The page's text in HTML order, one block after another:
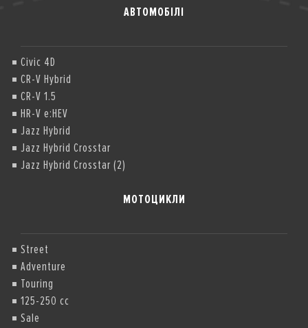
АВТОМОБІЛІ
Civic 4D
CR-V Hybrid
CR-V 1.5
HR-V e:HEV
Jazz Hybrid
Jazz Hybrid Crosstar
Jazz Hybrid Crosstar (2)
МОТОЦИКЛИ
Street
Adventure
Touring
125-250 cc
Sale